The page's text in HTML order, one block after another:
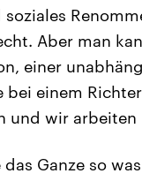
Aber man
einer
bei einem
und wir
das Ganze so